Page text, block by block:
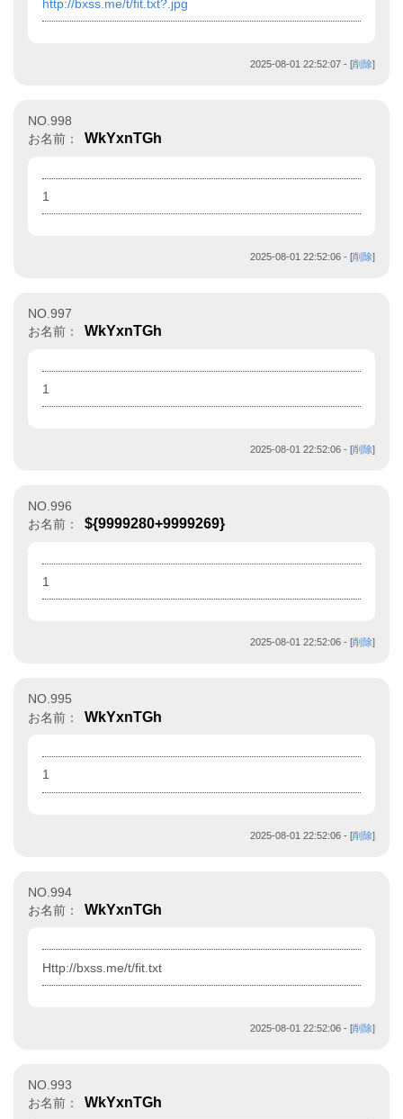
http://bxss.me/t/fit.txt?.jpg
2025-08-01 22:52:07 - [削除]
NO.998
お名前：
WkYxnTGh
1
2025-08-01 22:52:06 - [削除]
NO.997
お名前：
WkYxnTGh
1
2025-08-01 22:52:06 - [削除]
NO.996
お名前：
${9999280+9999269}
1
2025-08-01 22:52:06 - [削除]
NO.995
お名前：
WkYxnTGh
1
2025-08-01 22:52:06 - [削除]
NO.994
お名前：
WkYxnTGh
Http://bxss.me/t/fit.txt
2025-08-01 22:52:06 - [削除]
NO.993
お名前：
WkYxnTGh